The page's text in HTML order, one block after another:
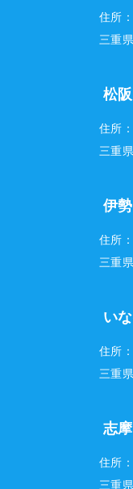
住所
三重
松
住所
三重
伊
住所
三重
い
住所
三重
志
住所
三重